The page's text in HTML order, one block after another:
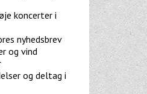
koncerter i
nyhedsbrev
og vind
og deltag i